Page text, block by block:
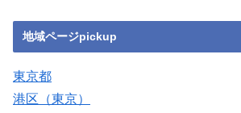
地域ページpickup
東京都
港区（東京）